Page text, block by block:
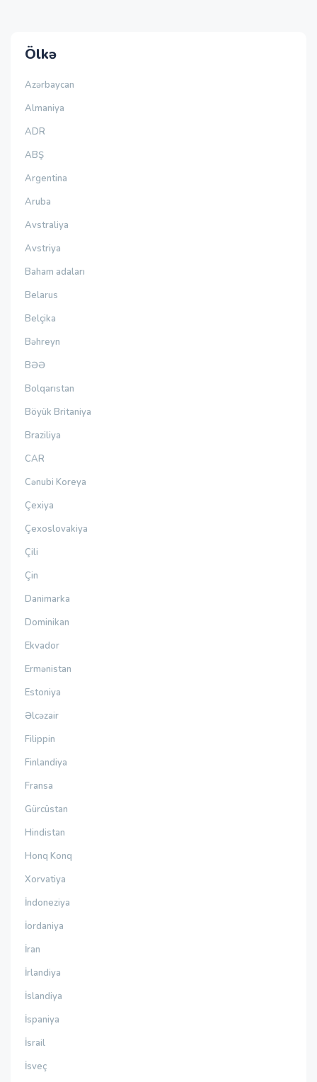
Ölkə
Azərbaycan
Almaniya
ADR
ABŞ
Argentina
Aruba
Avstraliya
Avstriya
Baham adaları
Belarus
Belçika
Bəhreyn
BƏƏ
Bolqarıstan
Böyük Britaniya
Braziliya
CAR
Cənubi Koreya
Çexiya
Çexoslovakiya
Çili
Çin
Danimarka
Dominikan
Ekvador
Ermənistan
Estoniya
Əlcəzair
Filippin
Finlandiya
Fransa
Gürcüstan
Hindistan
Honq Konq
Xorvatiya
İndoneziya
İordaniya
İran
İrlandiya
İslandiya
İspaniya
İsrail
İsveç